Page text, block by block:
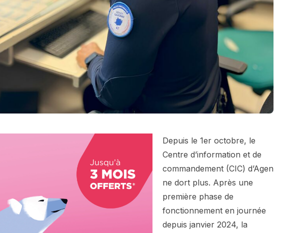
Depuis le 1er octobre, le
Centre d’information et de
commandement (CIC) d’Agen
ne dort plus. Après une
première phase de
fonctionnement en journée
depuis janvier 2024, la